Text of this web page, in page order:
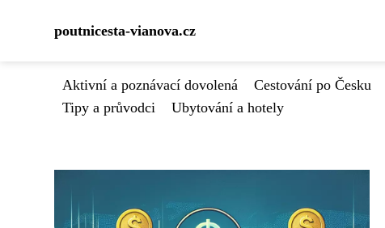
poutnicesta-vianova.cz
Aktivní a poznávací dovolená Cestování po Česku
Tipy a průvodci
Ubytování a hotely